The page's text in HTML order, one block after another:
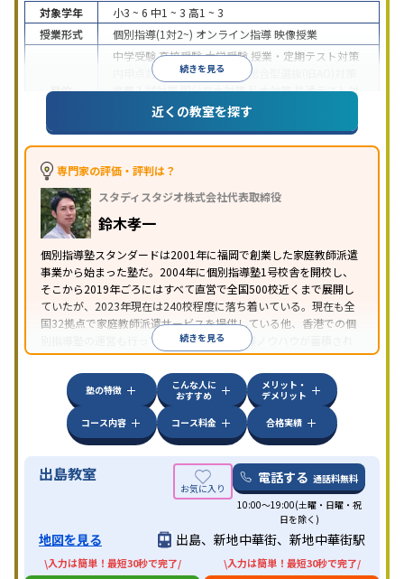
続きを見る
対象学年 小3 ~ 6 中1 ~ 3 高1 ~ 3
授業形式
個別指導(1対2~) オンライン指導映像授業
目的
中学受験高校受験大学受験 授業・定期テスト対策
内申点対策
学習習慣の定着
総合型選抜(旧AO)対策
推薦入試対策国公立大対策私大対策共通テスト対
英検(英語検定)対策漢検(漢字検定)対策
特徴
中高一貫校生に対応授業の振替可能不登校生に対
応
学習にPC・タブレットを利用
科目から受講可能
り
近くの教室を探す
専門家の評価・評判は？
スタディスタジオ株式会社代表取締役
鈴木孝一
個別指導塾スタンダードは2001年に福岡で創業した家庭教師派遣
事業から始まった塾だ。2004年に個別指導塾1号校舎を開校し、
そこから2019年ごろにはすべて直営で全国500校近くまで展開し
ていたが、2023年現在は240校程度に落ち着いている。現在も全
国32拠点で家庭教師派遣サービスを提供している他、香港での個
別指導塾の運営も行っており、汎用的な指導ノウハウが蓄積され
ていることが伺える。
続きを見る
塾の特徴
こんな人に
おすすめ
メリット・
デメリット
コース内容
コース料金 合格実績
出島教室 電話する 通話料無料
10:00～19:00(土曜・日曜・祝
日を除く)
地図を見る 出島、新地中華街、新地中華街駅
\入力は簡単！最短30秒で完了/ \入力は簡単！最短30秒で完了/